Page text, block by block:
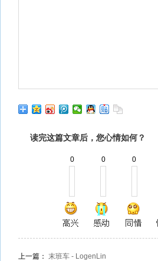
读完这篇文章后，您心情如何？
0 0 0
上一篇： 末班车 - LogenLin